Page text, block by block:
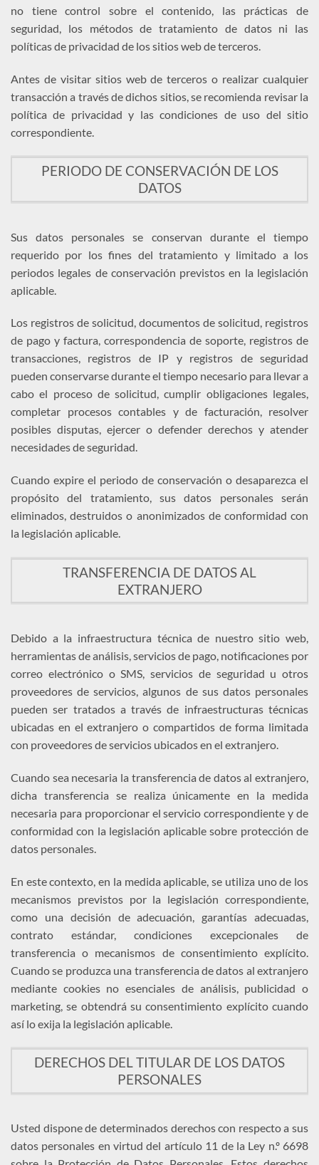
no tiene control sobre el contenido, las prácticas de
seguridad, los métodos de tratamiento de datos ni las
políticas de privacidad de los sitios web de terceros.
Antes de visitar sitios web de terceros o realizar cualquier
transacción a través de dichos sitios, se recomienda revisar la
política de privacidad y las condiciones de uso del sitio
correspondiente.
PERIODO DE CONSERVACIÓN DE LOS
DATOS
Sus datos personales se conservan durante el tiempo
requerido por los fines del tratamiento y limitado a los
periodos legales de conservación previstos en la legislación
aplicable.
Los registros de solicitud, documentos de solicitud, registros
de pago y factura, correspondencia de soporte, registros de
transacciones, registros de IP y registros de seguridad
pueden conservarse durante el tiempo necesario para llevar a
cabo el proceso de solicitud, cumplir obligaciones legales,
completar procesos contables y de facturación, resolver
posibles disputas, ejercer o defender derechos y atender
necesidades de seguridad.
Cuando expire el periodo de conservación o desaparezca el
propósito del tratamiento, sus datos personales serán
eliminados, destruidos o anonimizados de conformidad con
la legislación aplicable.
TRANSFERENCIA DE DATOS AL
EXTRANJERO
Debido a la infraestructura técnica de nuestro sitio web,
herramientas de análisis, servicios de pago, notificaciones por
correo electrónico o SMS, servicios de seguridad u otros
proveedores de servicios, algunos de sus datos personales
pueden ser tratados a través de infraestructuras técnicas
ubicadas en el extranjero o compartidos de forma limitada
con proveedores de servicios ubicados en el extranjero.
Cuando sea necesaria la transferencia de datos al extranjero,
dicha transferencia se realiza únicamente en la medida
necesaria para proporcionar el servicio correspondiente y de
conformidad con la legislación aplicable sobre protección de
datos personales.
En este contexto, en la medida aplicable, se utiliza uno de los
mecanismos previstos por la legislación correspondiente,
como una decisión de adecuación, garantías adecuadas,
contrato estándar, condiciones excepcionales de
transferencia o mecanismos de consentimiento explícito.
Cuando se produzca una transferencia de datos al extranjero
mediante cookies no esenciales de análisis, publicidad o
marketing, se obtendrá su consentimiento explícito cuando
así lo exija la legislación aplicable.
DERECHOS DEL TITULAR DE LOS DATOS
PERSONALES
Usted dispone de determinados derechos con respecto a sus
datos personales en virtud del artículo 11 de la Ley n.º 6698